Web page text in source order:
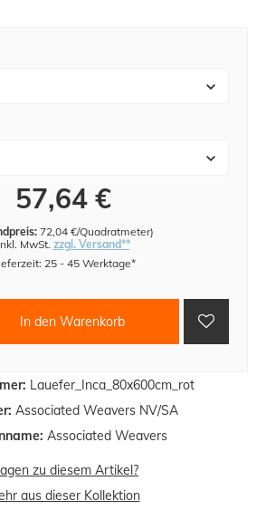
Lauefer_Inca_80x600cm_rot
Associated Weavers NV/SA
Associated Weavers
57,64 €
72,04 €/Quadratmeter)
MwSt. zzgl. Versand**
25 - 45 Werktage*
In den Warenkorb
zu diesem Artikel?
aus dieser Kollektion